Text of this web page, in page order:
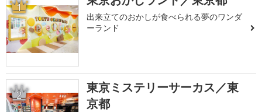
1
出来立てのおかしが食べられる夢のワンダ
ーランド
2
東京ミステリーサーカス／東
京都